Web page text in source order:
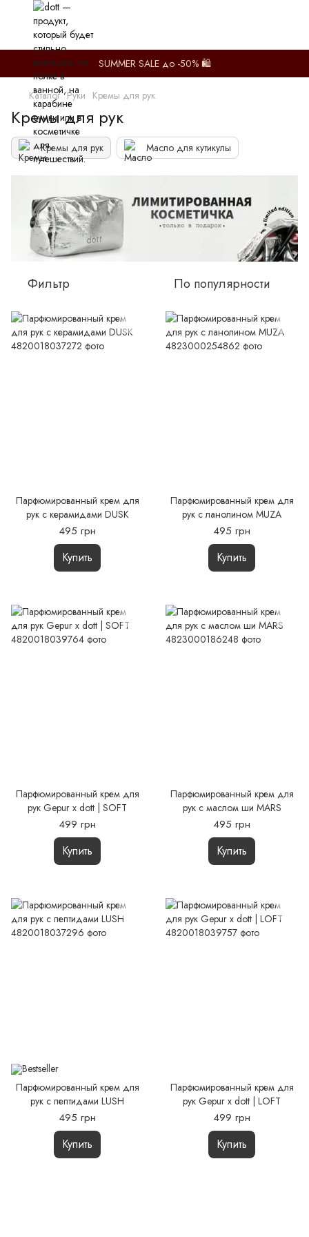
SUMMER SALE до -50% 🛍️
Каталог Руки Кремы для рук
Кремы для рук
Кремы для рук Масло для кутикулы
Фильтр По популярности
Парфюмированный крем для
рук с керамидами DUSK
495 грн
Купить
Парфюмированный крем для
рук с ланолином MUZA
495 грн
Купить
Парфюмированный крем для
рук Gepur x dott | SOFT
499 грн
Купить
Парфюмированный крем для
рук с маслом ши MARS
495 грн
Купить
Парфюмированный крем для
рук с пептидами LUSH
495 грн
Купить
Парфюмированный крем для
рук Gepur x dott | LOFT
499 грн
Купить